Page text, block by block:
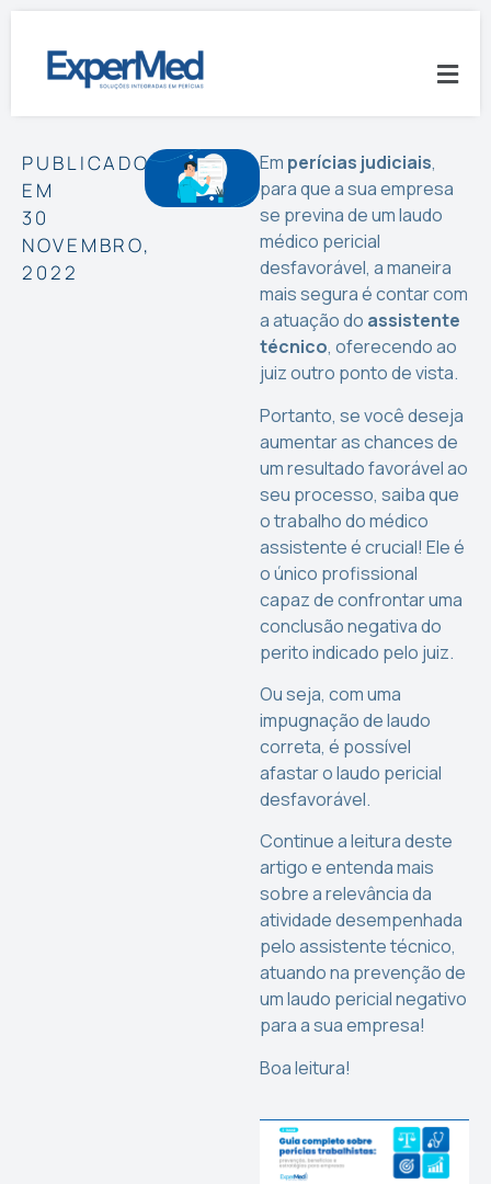
PUBLICADO
EM
30
NOVEMBRO,
2022
Em perícias judiciais,
para que a sua empresa
se previna de um laudo
médico pericial
desfavorável, a maneira
mais segura é contar com
a atuação do assistente
técnico, oferecendo ao
juiz outro ponto de vista.
Portanto, se você deseja
aumentar as chances de
um resultado favorável ao
seu processo, saiba que
o trabalho do médico
assistente é crucial! Ele é
o único profissional
capaz de confrontar uma
conclusão negativa do
perito indicado pelo juiz.
Ou seja, com uma
impugnação de laudo
correta, é possível
afastar o laudo pericial
desfavorável.
Continue a leitura deste
artigo e entenda mais
sobre a relevância da
atividade desempenhada
pelo assistente técnico,
atuando na prevenção de
um laudo pericial negativo
para a sua empresa!
Boa leitura!